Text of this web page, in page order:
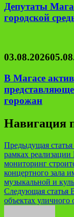
Депутаты
городской
03.08.2026
В Магасе
горожан
Навигация
Предыдущая статья
рамках
мониторинг
концертного зала
музыкальной и
Следующая статья
объектах уличного